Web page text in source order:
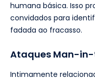
humana básica. Isso
convidados para
fadada ao fracasso.
Ataques Man-
Intimamente